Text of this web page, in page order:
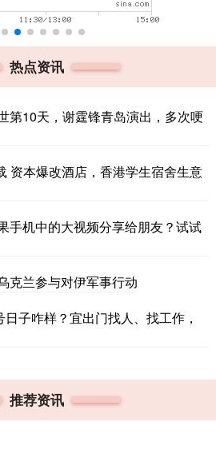
热点资讯
第10天，谢霆锋青岛演出，多次哽
资本爆改酒店，香港学生宿舍生意
手机中的大视频分享给朋友？试试
克兰参与对伊军事行动
子咋样？宜出门找人、找工作，
推荐资讯